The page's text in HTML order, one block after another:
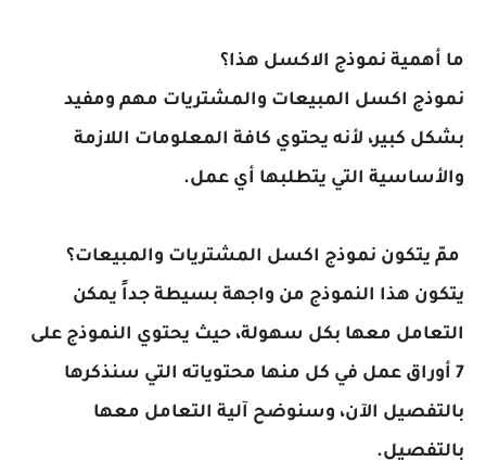
ما أهمية نموذج الاكسل هذا؟
نموذج اكسل المبيعات والمشتريات مهم ومفيد
بشكل كبير، لأنه يحتوي كافة المعلومات اللازمة
والأساسية التي يتطلبها أي عمل.
ممّ يتكون نموذج اكسل المشتريات والمبيعات؟
يتكون هذا النموذج من واجهة بسيطة جداً يمكن
التعامل معها بكل سهولة، حيث يحتوي النموذج على
7 أوراق عمل في كل منها محتوياته التي سنذكرها
بالتفصيل الآن، وسنوضح آلية التعامل معها
بالتفصيل.